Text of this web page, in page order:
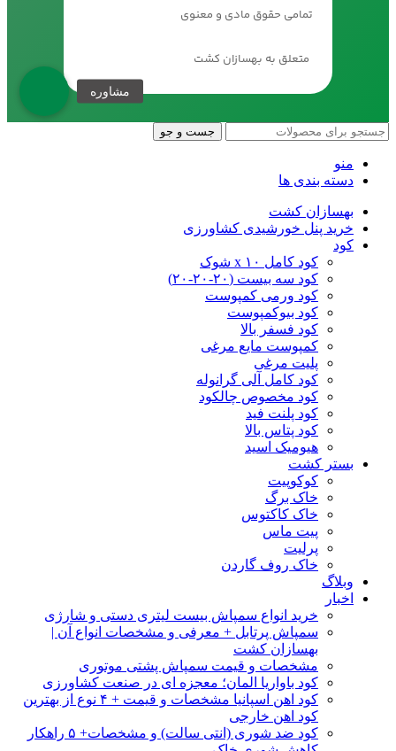
تمامی حقوق مادی و معنوی
متعلق به بهسازان کشت
جست و جو
منو
دسته بندی ها
بهسازان کشت
خرید پنل خورشیدی کشاورزی
کود
کود کامل ۱۰ x شوک
کود سه بیست (۲۰-۲۰-۲۰)
کود ورمی کمپوست
کود بیوکمپوست
کود فسفر بالا
کمپوست مایع مرغی
پلیت مرغی
کود کامل آلی گرانوله
کود مخصوص چالکود
کود پلنت فید
کود پتاس بالا
هیومیک اسید
بستر کشت
کوکوپیت
خاک برگ
خاک کاکتوس
پیت ماس
پرلیت
خاک روف گاردن
وبلاگ
اخبار
خرید انواع سمپاش بیست لیتری دستی و شارژی
سمپاش پرتابل + معرفی و مشخصات انواع آن |
بهسازان کشت
مشخصات و قیمت سمپاش پشتی موتوری
کود باواریا المان؛ معجزه ای در صنعت کشاورزی
کود اهن اسپانیا مشخصات و قیمت + ۴ نوع از بهترین
کود اهن خارجی
کود ضد شوری (انتی سالت) و مشخصات+ ۵ راهکار